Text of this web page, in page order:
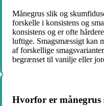
Månegrus slik og
forskelle i konsistens og
konsistens og er ofte
luftige. Smagsmæssigt kan
af forskellige
begrænset til vanilje eller
Hvorfor er